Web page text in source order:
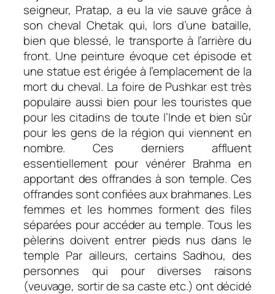
seigneur, Pratap, a eu la vie sauve grâce à
son cheval Chetak qui, lors d’une bataille,
bien que blessé, le transporte à l’arrière du
front. Une peinture évoque cet épisode et
une statue est érigée à l’emplacement de la
mort du cheval. La foire de Pushkar est très
populaire aussi bien pour les touristes que
pour les citadins de toute l’Inde et bien sûr
pour les gens de la région qui viennent en
nombre. Ces derniers affluent
essentiellement pour vénérer Brahma en
apportant des offrandes à son temple. Ces
offrandes sont confiées aux brahmanes. Les
femmes et les hommes forment des files
séparées pour accéder au temple. Tous les
pèlerins doivent entrer pieds nus dans le
temple Par ailleurs, certains Sadhou, des
personnes qui pour diverses raisons
(veuvage, sortir de sa caste etc.) ont décidé